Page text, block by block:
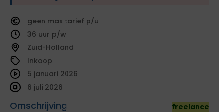
geen
tarief
36
Zuid-Holland
Inkoop
Omschrijving freelance
5 januari 2026
6 juli 2026